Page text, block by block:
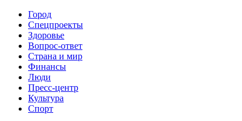
Город
Спецпроекты
Здоровье
Вопрос-ответ
Страна и мир
Финансы
Люди
Пресс-центр
Культура
Спорт